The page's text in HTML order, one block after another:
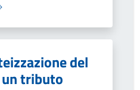
del
tributo